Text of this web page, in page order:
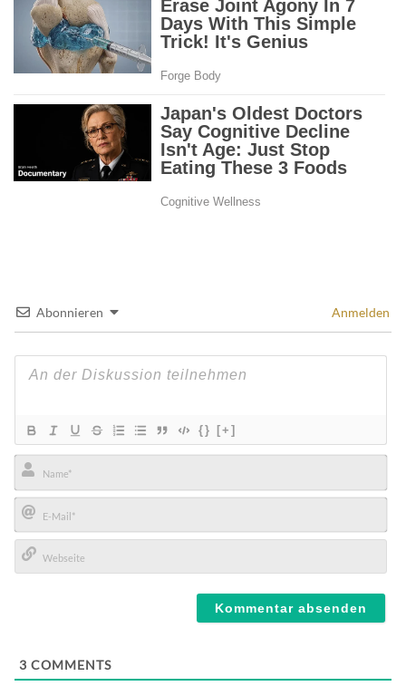
Abonnieren Anmelden
{} [+]
Name*
E-
Mail*
3 COMMENTS